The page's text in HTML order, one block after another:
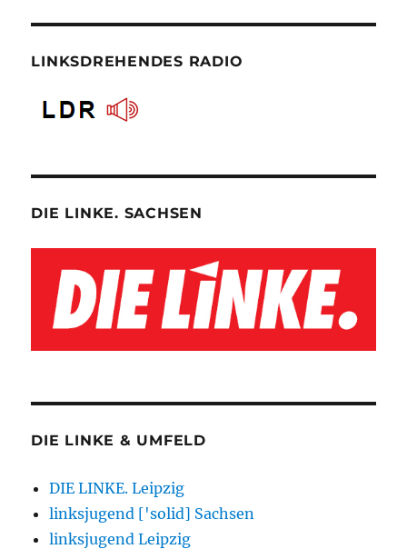
LINKSDREHENDES RADIO
DIE LINKE. SACHSEN
DIE LINKE & UMFELD
DIE LINKE. Leipzig
linksjugend ['solid] Sachsen
linksjugend Leipzig